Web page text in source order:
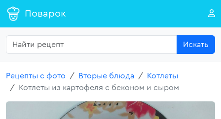
Поварок
Искать
Рецепты с фото Вторые блюда
Котлеты
Котлеты из картофеля с беконом и сыром